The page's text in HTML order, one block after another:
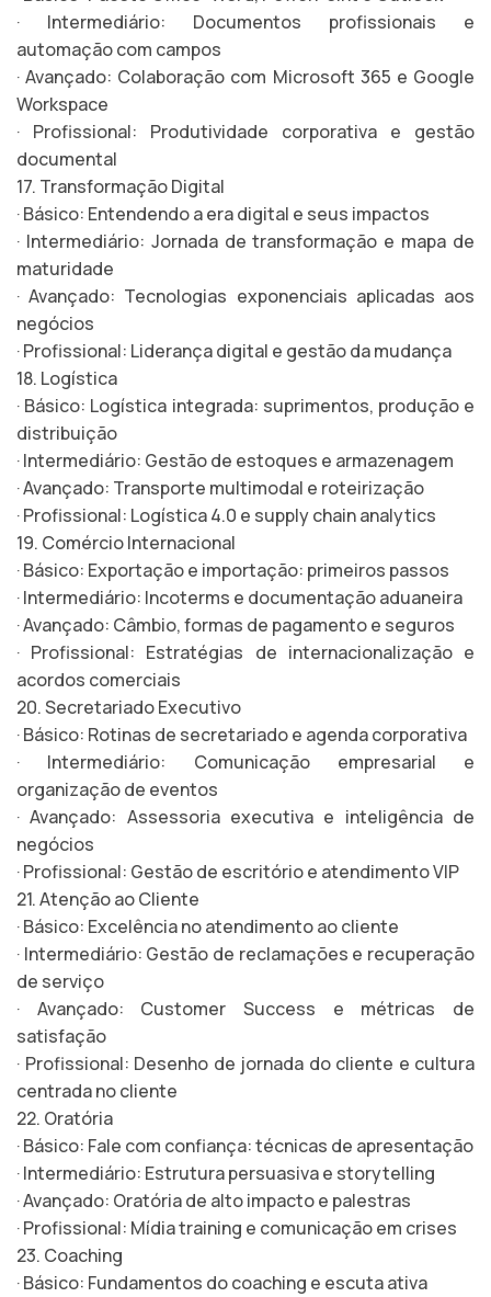
· Intermediário: Documentos profissionais e
automação com campos
· Avançado: Colaboração com Microsoft 365 e Google
Workspace
· Profissional: Produtividade corporativa e gestão
documental
17. Transformação Digital
· Básico: Entendendo a era digital e seus impactos
· Intermediário: Jornada de transformação e mapa de
maturidade
· Avançado: Tecnologias exponenciais aplicadas aos
negócios
· Profissional: Liderança digital e gestão da mudança
18. Logística
· Básico: Logística integrada: suprimentos, produção e
distribuição
· Intermediário: Gestão de estoques e armazenagem
· Avançado: Transporte multimodal e roteirização
· Profissional: Logística 4.0 e supply chain analytics
19. Comércio Internacional
· Básico: Exportação e importação: primeiros passos
· Intermediário: Incoterms e documentação aduaneira
· Avançado: Câmbio, formas de pagamento e seguros
· Profissional: Estratégias de internacionalização e
acordos comerciais
20. Secretariado Executivo
· Básico: Rotinas de secretariado e agenda corporativa
· Intermediário: Comunicação empresarial e
organização de eventos
· Avançado: Assessoria executiva e inteligência de
negócios
· Profissional: Gestão de escritório e atendimento VIP
21. Atenção ao Cliente
· Básico: Excelência no atendimento ao cliente
· Intermediário: Gestão de reclamações e recuperação
de serviço
· Avançado: Customer Success e métricas de
satisfação
· Profissional: Desenho de jornada do cliente e cultura
centrada no cliente
22. Oratória
· Básico: Fale com confiança: técnicas de apresentação
· Intermediário: Estrutura persuasiva e storytelling
· Avançado: Oratória de alto impacto e palestras
· Profissional: Mídia training e comunicação em crises
23. Coaching
· Básico: Fundamentos do coaching e escuta ativa